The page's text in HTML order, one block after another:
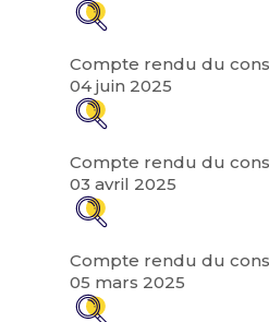
Compte rendu du
04 juin 2025
Compte rendu du
03 avril 2025
Compte rendu du
05 mars 2025